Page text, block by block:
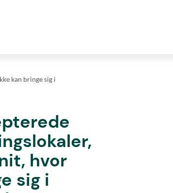
kan bringe sig i
hvor
sig i